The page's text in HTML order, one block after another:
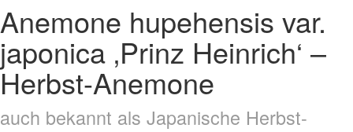
Anemone hupehensis var.
japonica ‚Prinz Heinrich‘ –
Herbst-Anemone
auch bekannt als Japanische Herbst-